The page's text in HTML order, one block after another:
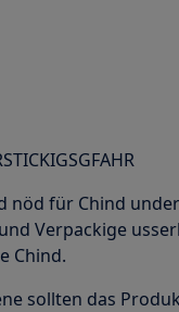
nöd für Chind
Verpackige
Chind.
sollten das